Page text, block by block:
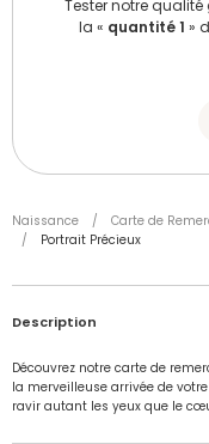
Tester notre
la « quantité 1 »
Naissance / Carte de
/
Portrait Précieux
Description
Découvrez notre carte de
la merveilleuse arrivée de
ravir autant les yeux que le